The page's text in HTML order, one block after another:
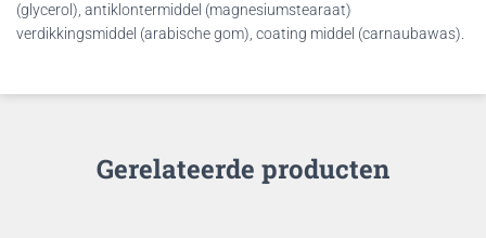
(glycerol), antiklontermiddel (magnesiumstearaat)
verdikkingsmiddel (arabische gom), coating middel (carnaubawas).
Gerelateerde producten